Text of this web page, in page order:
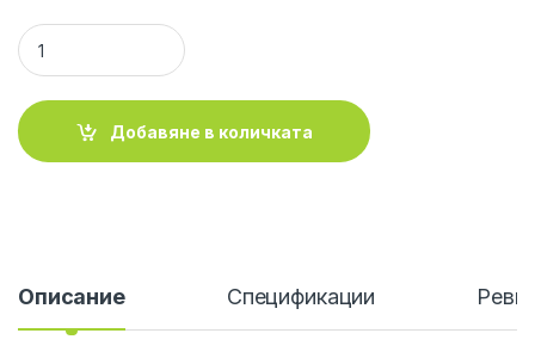
SOLI SL-N1615V24-CC35 :: Neon Flex лента, 3500K, 15W/м,
Добавяне в количката
Описание Спецификации